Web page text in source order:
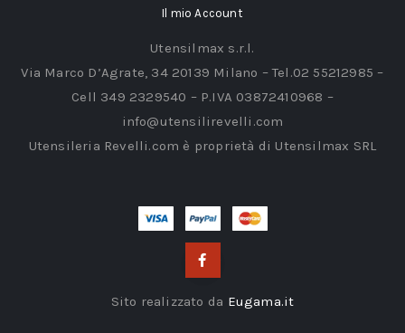
Il mio Account
Utensilmax s.r.l.
Via Marco D’Agrate, 34 20139 Milano – Tel.02 55212985 –
Cell 349 2329540 – P.IVA 03872410968 –
info@utensilirevelli.com
Utensileria Revelli.com è proprietà di Utensilmax SRL
Sito realizzato da Eugama.it